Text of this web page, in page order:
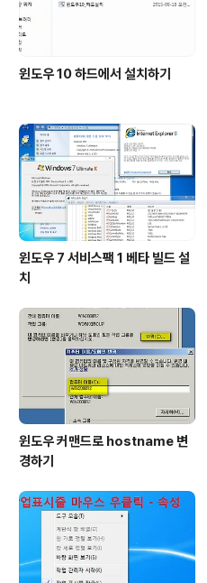
윈도우 10 하드에서 설치하기
윈도우 7 서비스팩 1 베타 빌드 설
치
윈도우 커맨드로 hostname 변
경하기